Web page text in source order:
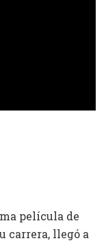
película de
carrera, llegó a